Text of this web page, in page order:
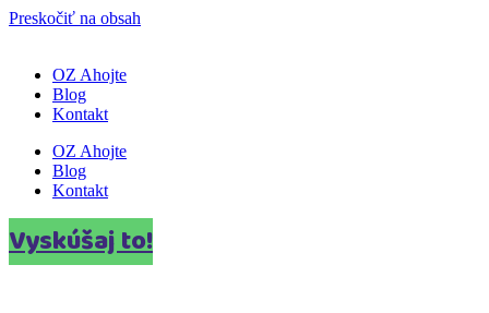
Preskočiť na obsah
OZ Ahojte
Blog
Kontakt
OZ Ahojte
Blog
Kontakt
Vyskúšaj to!